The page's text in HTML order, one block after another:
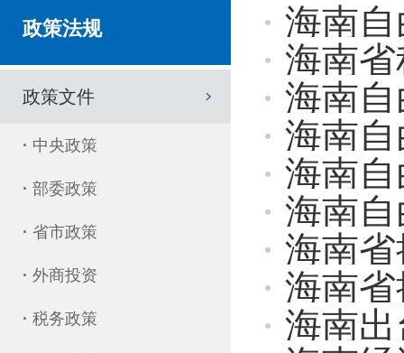
政策法规
政策文件
· 中央政策
· 部委政策
· 省市政策
· 外商投资
· 税务政策
海南
海南
海南
海南
海南
海南
海南省
海南省
海南